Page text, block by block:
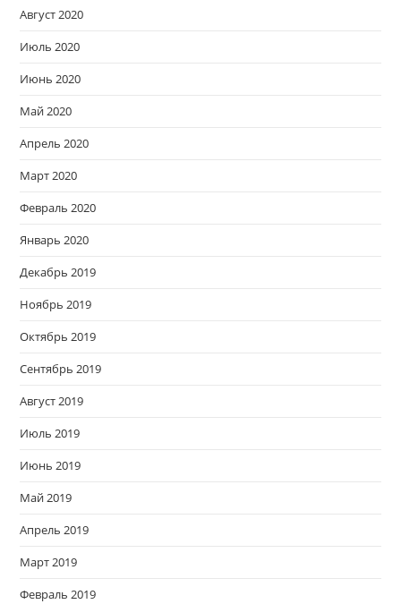
Август 2020
Июль 2020
Июнь 2020
Май 2020
Апрель 2020
Март 2020
Февраль 2020
Январь 2020
Декабрь 2019
Ноябрь 2019
Октябрь 2019
Сентябрь 2019
Август 2019
Июль 2019
Июнь 2019
Май 2019
Апрель 2019
Март 2019
Февраль 2019